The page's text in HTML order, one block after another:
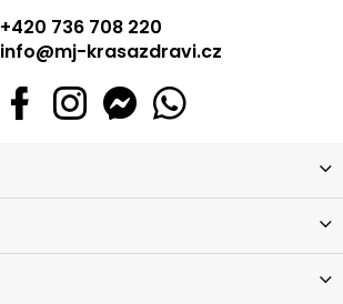
+420 736 708 220
info@mj-krasazdravi.cz